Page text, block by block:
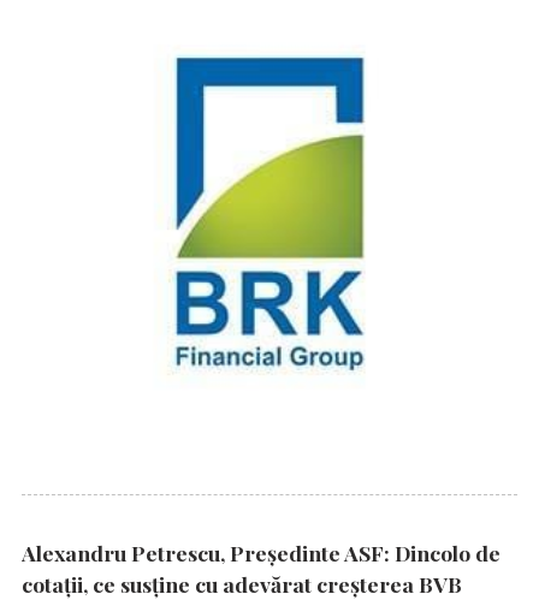
Alexandru Petrescu, Președinte ASF: Dincolo de
cotații, ce susține cu adevărat creșterea BVB